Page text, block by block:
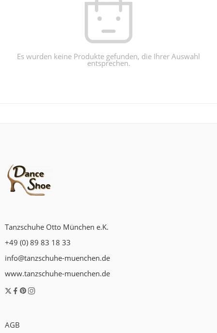
Es wurden keine Produkte gefunden, die Ihrer Auswahl
entsprechen.
Tanzschuhe Otto München e.K.
+49 (0) 89 83 18 33
info@tanzschuhe-muenchen.de
www.tanzschuhe-muenchen.de
AGB